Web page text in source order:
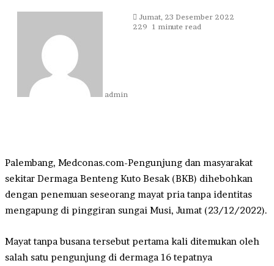
admin
Send
an
Jumat, 23 Desember 2022
229 1 minute read
Palembang, Medconas.com-Pengunjung dan masyarakat
sekitar Dermaga Benteng Kuto Besak (BKB) dihebohkan
dengan penemuan seseorang mayat pria tanpa identitas
mengapung di pinggiran sungai Musi, Jumat (23/12/2022).
Mayat tanpa busana tersebut pertama kali ditemukan oleh
salah satu pengunjung di dermaga 16 tepatnya